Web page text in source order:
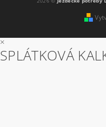
×
SPLÁTKOVÁ